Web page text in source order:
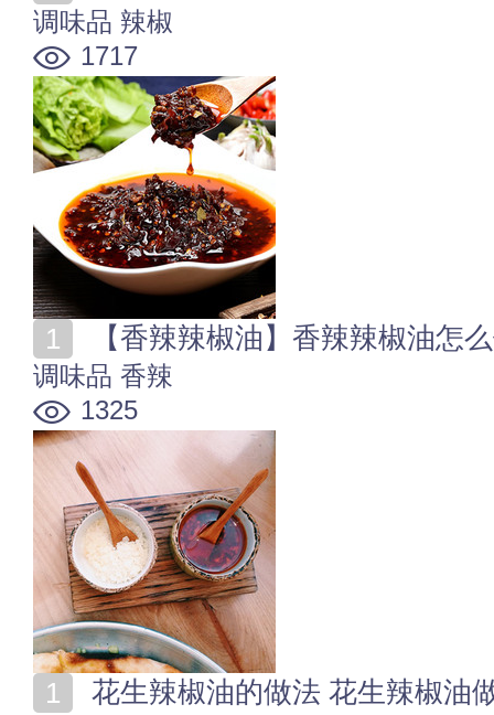
调味品 辣椒
1717
【香辣辣椒油】香辣辣椒油怎
调味品 香辣
1325
花生辣椒油的做法 花生辣椒油